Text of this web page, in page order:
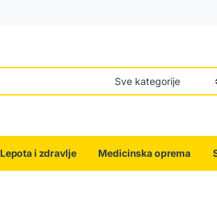
Lepota i zdravlje Medicinska oprema